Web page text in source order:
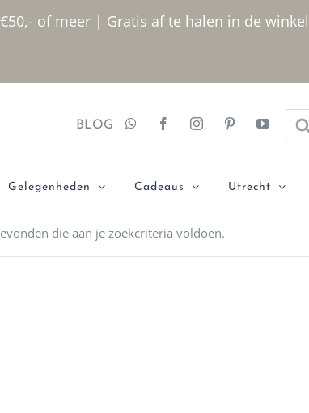
of meer | Gratis af te halen in de
BLOG
Gelegenheden Cadeaus Utrecht
die aan je zoekcriteria voldoen.